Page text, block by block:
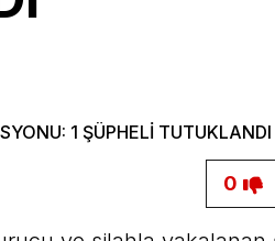
hayata geçireceğimiz
0